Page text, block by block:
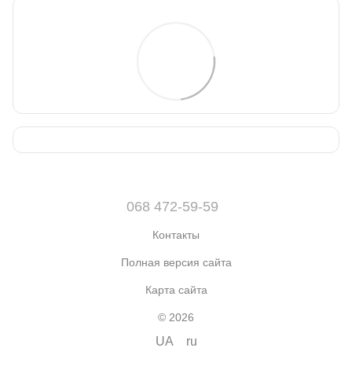
068 472-59-59
Контакты
Полная версия сайта
Карта сайта
© 2026
UA ru